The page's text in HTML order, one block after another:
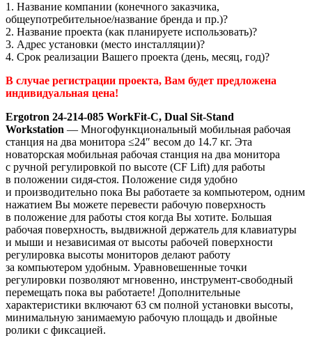
1. Название компании (конечного заказчика,
общеупотребительное/название бренда и пр.)?
2. Название проекта (как планируете использовать)?
3. Адрес установки (место инсталляции)?
4. Срок реализации Вашего проекта (день, месяц, год)?
В случае регистрации проекта, Вам будет предложена
индивидуальная цена!
Ergotron 24-214-085 WorkFit-C, Dual Sit-Stand
Workstation — Многофункциональный мобильная рабочая
станция на два монитора ≤24″ весом до 14.7 кг. Эта
новаторская мобильная рабочая станция на два монитора
с ручной регулировкой по высоте (CF Lift) для работы
в положении сидя-стоя. Положение сидя удобно
и производительно пока Вы работаете за компьютером, одним
нажатием Вы можете перевести рабочую поверхность
в положение для работы стоя когда Вы хотите. Большая
рабочая поверхность, выдвижной держатель для клавиатуры
и мыши и независимая от высоты рабочей поверхности
регулировка высоты мониторов делают работу
за компьютером удобным. Уравновешенные точки
регулировки позволяют мгновенно, инструмент-свободный
перемещать пока вы работаете! Дополнительные
характеристики включают 63 см полной установки высоты,
минимальную занимаемую рабочую площадь и двойные
ролики с фиксацией.